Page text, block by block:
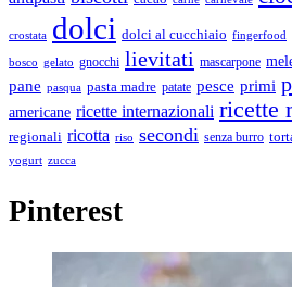
crostata dolci dolci al cucchiaio fingerfood
bosco gelato gnocchi lievitati mascarpone
pane pasqua pasta madre patate pesce primi
americane ricette internazionali ricette
regionali ricotta riso secondi senza burro
yogurt zucca
Pinterest